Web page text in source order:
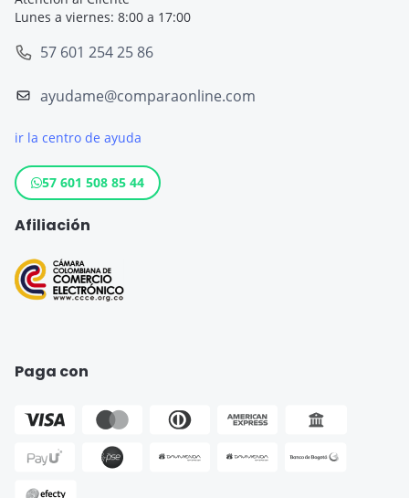
SOAT
Tarjeta de Crédito
Crédito de Vehículo
Crédito Hipotecario
Crédito de Consumo
Cuenta de ahorro
Seguro para Motos
Lunes a viernes: 8:00 a 17:00
57 601 254 25 86
ayudame@comparaonline.com
ir la centro de ayuda
57 601 508 85 44
Afiliación
Paga con